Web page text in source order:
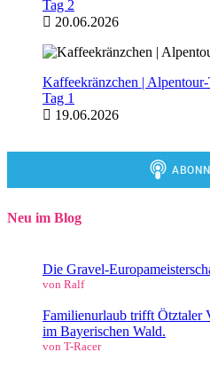
Tag 2
20.06.2026
Kaffeekränzchen |
Tag 1
19.06.2026
Neu im Blog
Die Gravel-
von Ralf
Familienurlaub trifft Ötztaler
im Bayerischen Wald.
von T-Racer